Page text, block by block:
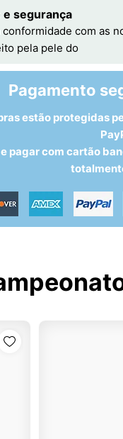
e segurança
com as
pela pele do
Pagamento
estão protegidas
pagar com cartão